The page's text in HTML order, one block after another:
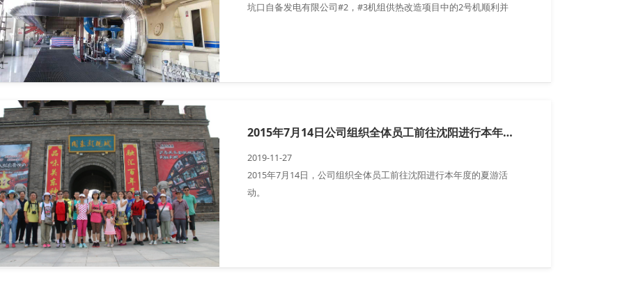
坑口自备发电有限公司#2，#3机组供热改造项目中的2号机顺利并
2015年7月14日公司组织全体员工前往沈阳进行本年度的夏游活动
2019-11-27
2015年7月14日，公司组织全体员工前往沈阳进行本年度的夏游活
动。